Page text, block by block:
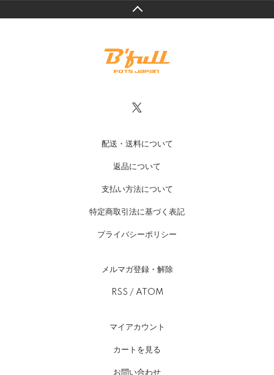
配送・送料について
返品について
支払い方法について
特定商取引法に基づく表記
プライバシーポリシー
メルマガ登録・解除
RSS / ATOM
マイアカウント
カートを見る
お問い合わせ